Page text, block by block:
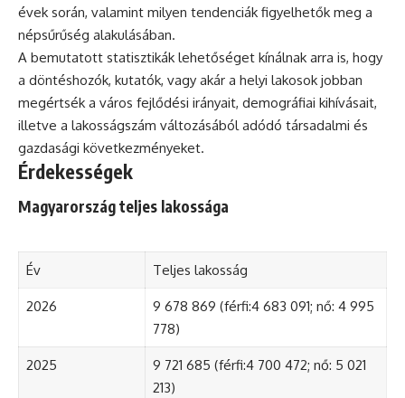
évek során, valamint milyen tendenciák figyelhetők meg a
népsűrűség alakulásában.
A bemutatott statisztikák lehetőséget kínálnak arra is, hogy
a döntéshozók, kutatók, vagy akár a helyi lakosok jobban
megértsék a város fejlődési irányait, demográfiai kihívásait,
illetve a lakosságszám változásából adódó társadalmi és
gazdasági következményeket.
Érdekességek
Magyarország teljes lakossága
Év Teljes lakosság
2026
9 678 869 (férfi:4 683 091; nő: 4 995
778)
2025
9 721 685 (férfi:4 700 472; nő: 5 021
213)